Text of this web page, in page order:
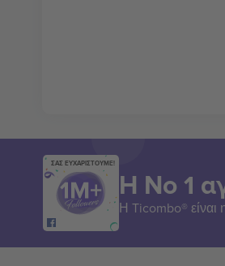
ΣΑΣ ΕΥΧΑΡΙΣΤΟΥΜΕ!
Η Νο 1
Η Ticombo®